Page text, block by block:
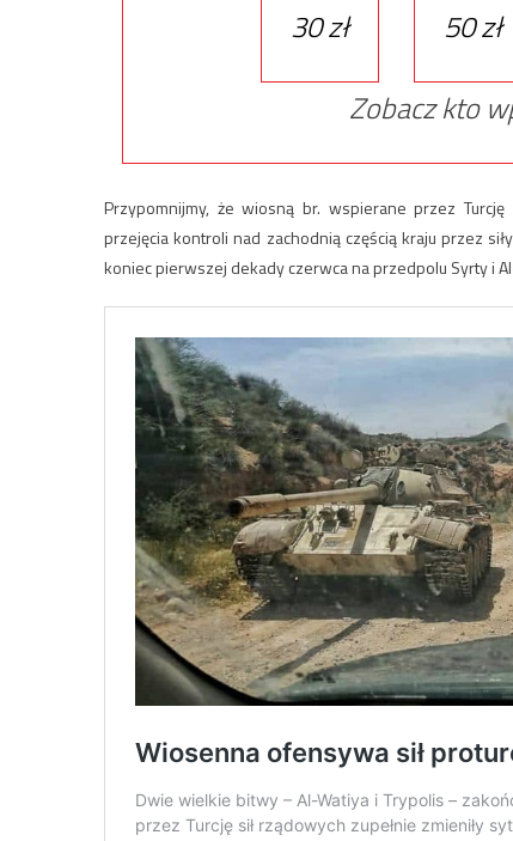
30 zł 50 zł
Zobacz kto
Przypomnijmy, że wiosną br. wspierane przez
przejęcia kontroli nad zachodnią częścią kraju przez
koniec pierwszej dekady czerwca na przedpolu Syrty i